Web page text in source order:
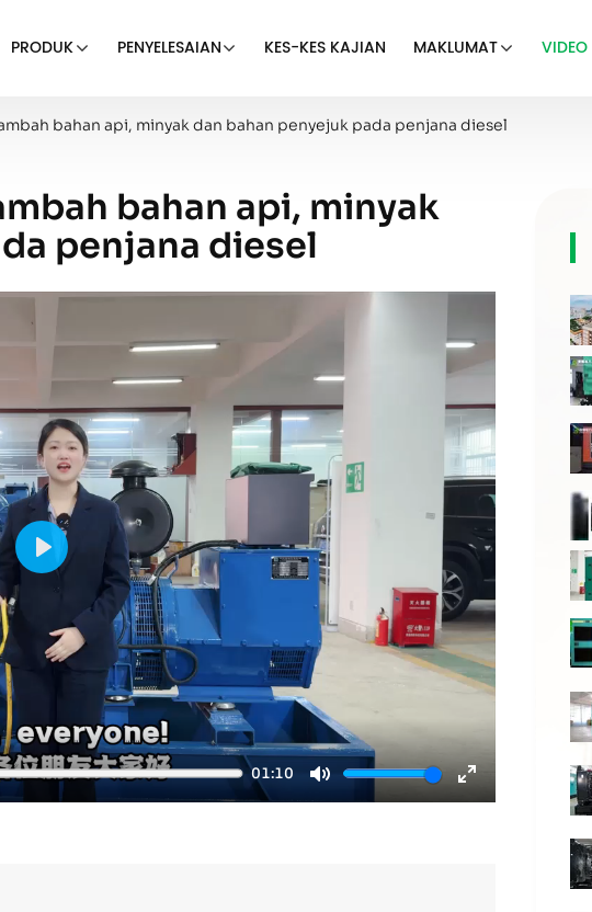
PRODUK PENYELESAIAN KES-KES KAJIAN MAKLUMAT VIDEO
bahan api, minyak dan bahan penyejuk pada penjana diesel
bahan api, minyak
penjana diesel
01:10
Enter
Play